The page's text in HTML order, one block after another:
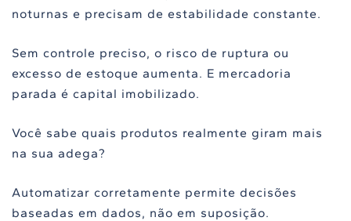
noturnas e precisam de estabilidade constante.
Sem controle preciso, o risco de ruptura ou
excesso de estoque aumenta. E mercadoria
parada é capital imobilizado.
Você sabe quais produtos realmente giram mais
na sua adega?
Automatizar corretamente permite decisões
baseadas em dados, não em suposição.